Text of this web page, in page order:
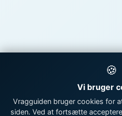
🍪
Vi bruger
Vragguiden bruger cookies for
siden. Ved at fortsætte